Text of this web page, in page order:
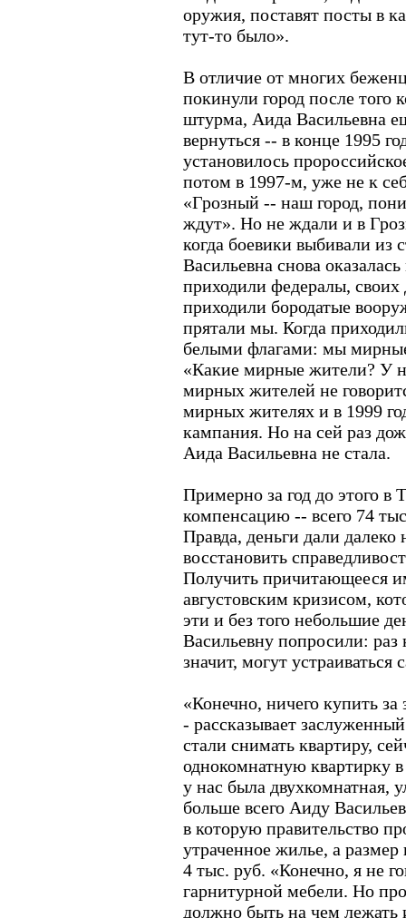
оружия, поставят посты в
тут-то было».
В отличие от многих
покинули город после того
штурма, Аида Васильевна
вернуться -- в конце 1995
установилось
потом в 1997-м, уже не к
«Грозный -- наш город,
ждут». Но не ждали и в
когда боевики выбивали из
Васильевна снова
приходили федералы, своих
приходили бородатые
прятали мы. Когда
белыми флагами: мы
«Какие мирные жители? У
мирных жителей не
мирных жителях и в 1999
кампания. Но на сей раз
Аида Васильевна не стала.
Примерно за год до этого в
компенсацию -- всего 74
Правда, деньги дали
восстановить
Получить причитающееся
августовским кризисом,
эти и без того небольшие
Васильевну попросили: раз
значит, могут устраиваться
«Конечно, ничего купить
- рассказывает
стали снимать квартиру,
однокомнатную квартирку
у нас была двухкомнатная,
больше всего Аиду
в которую правительство
утраченное жилье, а
4 тыс. руб. «Конечно, я не
гарнитурной мебели. Но
должно быть на чем